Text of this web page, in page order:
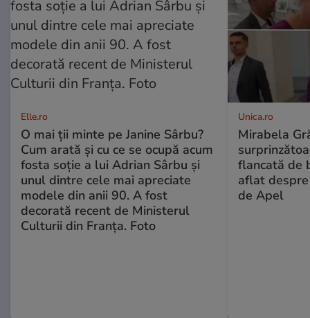
Elle.ro
O mai ții minte pe Janine Sârbu?
Cum arată și cu ce se ocupă acum
fosta soție a lui Adrian Sârbu și
unul dintre cele mai apreciate
modele din anii 90. A fost
decorată recent de Ministerul
Culturii din Franța. Foto
Unica.ro
Mirabela
flancată de
aflat
de Apel